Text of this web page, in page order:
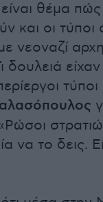
θέμα
και οι
νεοναζί
δουλειά
να το δεις.